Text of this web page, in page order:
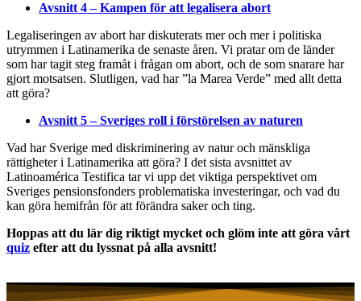
Avsnitt 4 – Kampen för att legalisera abort
Legaliseringen av abort har diskuterats mer och mer i politiska
utrymmen i Latinamerika de senaste åren. Vi pratar om de länder
som har tagit steg framåt i frågan om abort, och de som snarare har
gjort motsatsen. Slutligen, vad har ”la Marea Verde” med allt detta
att göra?
Avsnitt 5 – Sveriges roll i förstörelsen av naturen
Vad har Sverige med diskriminering av natur och mänskliga
rättigheter i Latinamerika att göra? I det sista avsnittet av
Latinoamérica Testifica tar vi upp det viktiga perspektivet om
Sveriges pensionsfonders problematiska investeringar, och vad du
kan göra hemifrån för att förändra saker och ting.
Hoppas att du lär dig riktigt mycket och glöm inte att göra vårt
quiz efter att du lyssnat på alla avsnitt!